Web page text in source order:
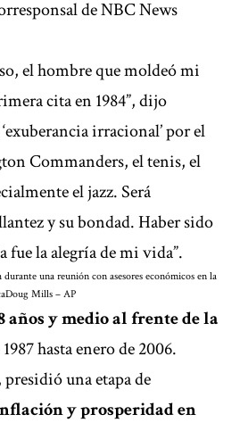
de NBC News
el hombre que moldeó mi
cita en 1984”, dijo
irracional’ por el
Commanders, el tenis, el
el jazz. Será
y su bondad. Haber sido
fue la alegría de mi vida”.
una reunión con asesores económicos en la
Doug Mills – AP
años y medio al frente de la
hasta enero de 2006.
una etapa de
y prosperidad en